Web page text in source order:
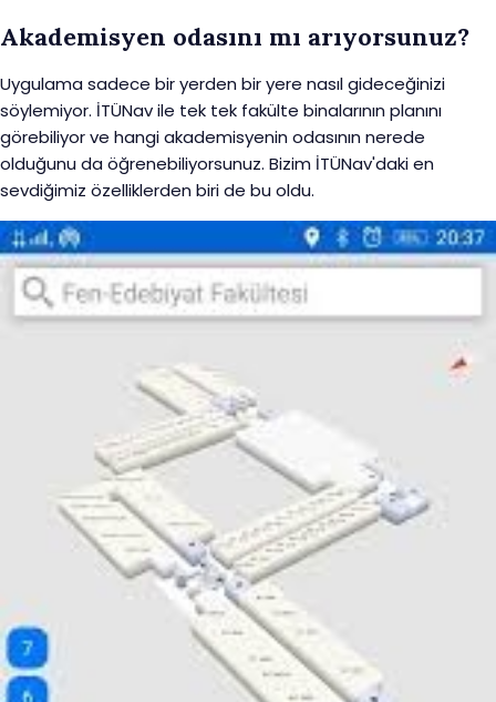
Akademisyen odasını mı arıyorsunuz?
Uygulama sadece bir yerden bir yere nasıl gideceğinizi
söylemiyor. İTÜNav ile tek tek fakülte binalarının planını
görebiliyor ve hangi akademisyenin odasının nerede
olduğunu da öğrenebiliyorsunuz. Bizim İTÜNav'daki en
sevdiğimiz özelliklerden biri de bu oldu.